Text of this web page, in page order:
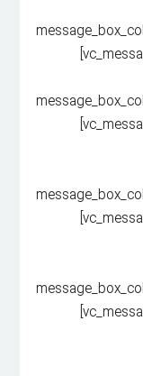
fa-download”][download id=”4239″][/vc_message]